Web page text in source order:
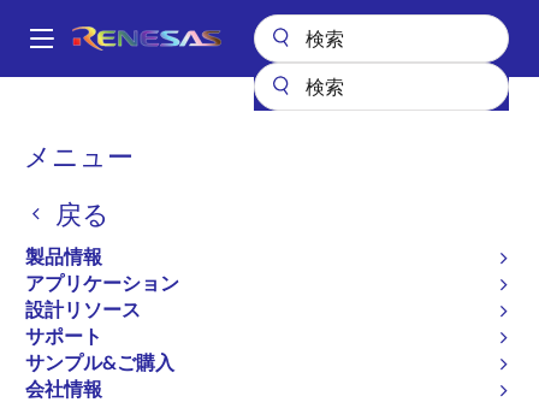
ン
Main
メニュー
戻る
製品情報
アプリケーション
設計リソース
サポート
サンプル&ご購入
会社情報
パ
く
ず
E8エミュレータ (書き込み
機能) (保守製品)
Discontinued
プログラマ（ユニット/SW）
このソフトウェア/ツールの提供は終了しました。